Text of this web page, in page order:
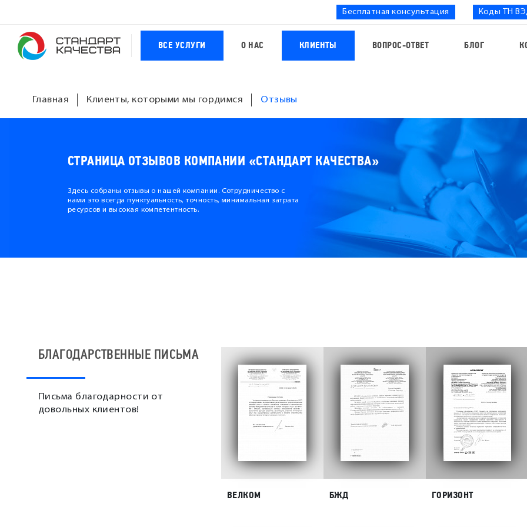
Бесплатная консультация Коды ТН
ВСЕ УСЛУГИ О НАС КЛИЕНТЫ ВОПРОС-ОТВЕТ БЛОГ
Главная Клиенты, которыми мы гордимся Отзывы
СТРАНИЦА ОТЗЫВОВ КОМПАНИИ «СТАНДАРТ КАЧЕСТВА»
Здесь собраны отзывы о нашей компании. Сотрудничество с
нами это всегда пунктуальность, точность, минимальная затрата
ресурсов и высокая компетентность.
БЛАГОДАРСТВЕННЫЕ ПИСЬМА
Письма благодарности от
довольных клиентов!
ВЕЛКОМ БЖД ГОРИЗОНТ